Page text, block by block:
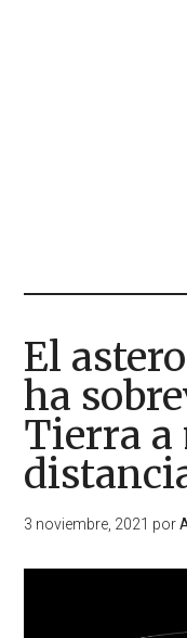
El
ha
Tierra a
3 noviembre, 2021 por